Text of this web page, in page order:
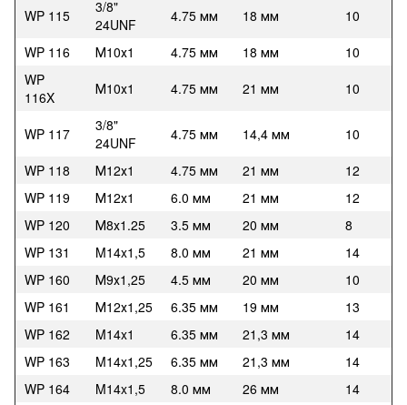
WP 115
3/8"
24UNF
4.75 мм 18 мм
10
WP 116
М10х1 4.75 мм 18 мм
10
WP
116X
М10х1 4.75 мм 21 мм 10
WP 117
3/8"
24UNF
4.75 мм 14,4 мм
10
WP 118
М12х1 4.75 мм 21 мм
12
WP 119
М12х1 6.0 мм 21 мм
12
WP 120
М8х1.25 3.5 мм 20 мм
8
WP 131
M14x1,5 8.0 мм 21 мм
14
WP 160
М9х1,25 4.5 мм 20 мм
10
WP 161
М12х1,25 6.35 мм 19 мм
13
WP 162
M14x1 6.35 мм 21,3 мм
14
WP 163
M14x1,25 6.35 мм 21,3 мм
14
WP 164
M14x1,5 8.0 мм 26 мм
14